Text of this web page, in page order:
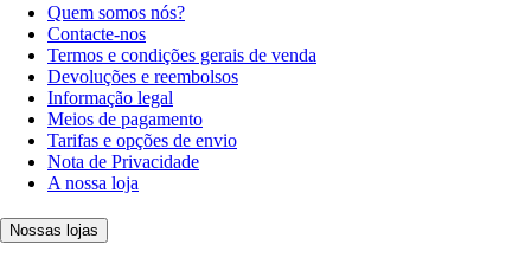
Quem somos nós?
Contacte-nos
Termos e condições gerais de venda
Devoluções e reembolsos
Informação legal
Meios de pagamento
Tarifas e opções de envio
Nota de Privacidade
A nossa loja
Nossas lojas